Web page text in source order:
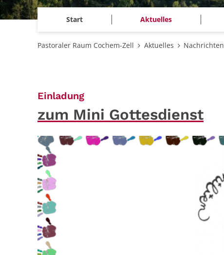
Start Aktuelles
Pastoraler Raum Cochem-Zell Aktuelles Nachrichten
Einladung:
zum Mini Gottesdienst